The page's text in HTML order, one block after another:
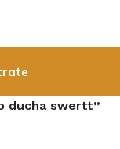
ducha swertt”